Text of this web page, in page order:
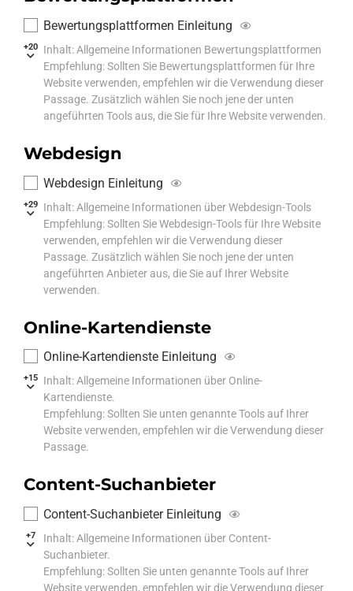
+20
Bewertungsplattformen Einleitung
Inhalt: Allgemeine Informationen Bewertungsplattformen
Empfehlung: Sollten Sie Bewertungsplattformen für Ihre
Website verwenden, empfehlen wir die Verwendung dieser
Passage. Zusätzlich wählen Sie noch jene der unten
angeführten Tools aus, die Sie für Ihre Website verwenden.
Webdesign
+29
Webdesign Einleitung
Inhalt: Allgemeine Informationen über Webdesign-Tools
Empfehlung: Sollten Sie Webdesign-Tools für Ihre Website
verwenden, empfehlen wir die Verwendung dieser
Passage. Zusätzlich wählen Sie noch jene der unten
angeführten Anbieter aus, die Sie auf Ihrer Website
verwenden.
Online-Kartendienste
+15
Online-Kartendienste Einleitung
Inhalt: Allgemeine Informationen über Online-
Kartendienste.
Empfehlung: Sollten Sie unten genannte Tools auf Ihrer
Website verwenden, empfehlen wir die Verwendung dieser
Passage.
Content-Suchanbieter
+7
Content-Suchanbieter Einleitung
Inhalt: Allgemeine Informationen über Content-
Suchanbieter.
Empfehlung: Sollten Sie unten genannte Tools auf Ihrer
Website verwenden, empfehlen wir die Verwendung dieser